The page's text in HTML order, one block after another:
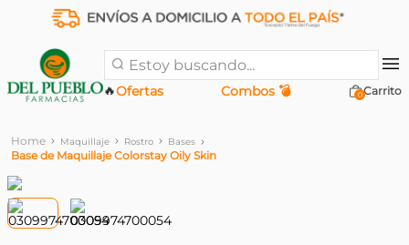
Estoy buscando...
Ofertas
🔥 Combos 💣 0
Maquillaje Rostro Bases
Base de Maquillaje Colorstay Oily Skin